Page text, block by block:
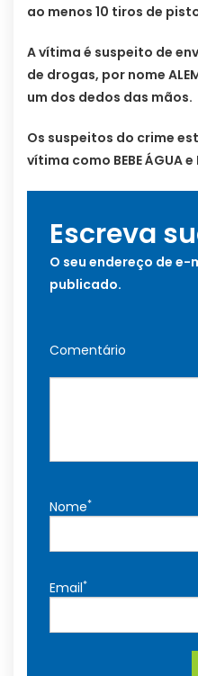
ao menos 10 tiros de
A vítima é suspeito de
de drogas, por nome
um dos dedos das mãos.
Os suspeitos do crime
vítima como BEBE ÁGUA e
Escreva
O seu endereço de e-
publicado.
Comentário
Nome*
Email*